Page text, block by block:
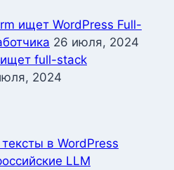
ищет WordPress Full-
26 июля, 2024
full-stack
2024
в WordPress
LLM